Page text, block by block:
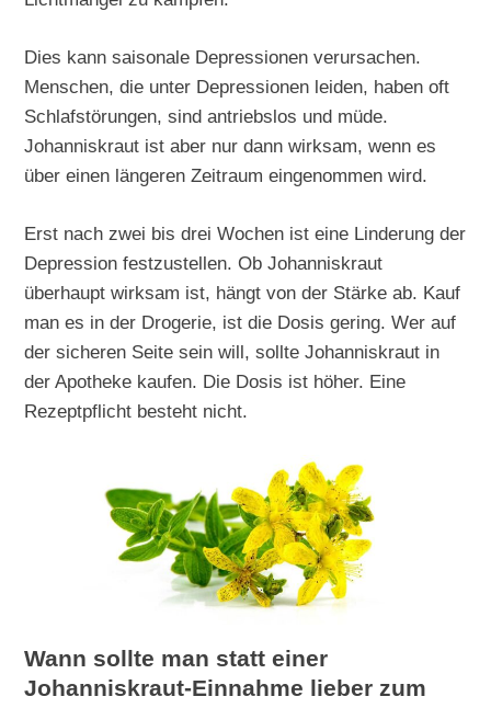
Dies kann saisonale Depressionen verursachen.
Menschen, die unter Depressionen leiden, haben oft
Schlafstörungen, sind antriebslos und müde.
Johanniskraut ist aber nur dann wirksam, wenn es
über einen längeren Zeitraum eingenommen wird.
Erst nach zwei bis drei Wochen ist eine Linderung der
Depression festzustellen. Ob Johanniskraut
überhaupt wirksam ist, hängt von der Stärke ab. Kauf
man es in der Drogerie, ist die Dosis gering. Wer auf
der sicheren Seite sein will, sollte Johanniskraut in
der Apotheke kaufen. Die Dosis ist höher. Eine
Rezeptpflicht besteht nicht.
Wann sollte man statt einer
Johanniskraut-Einnahme lieber zum